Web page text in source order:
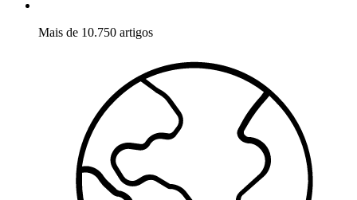
Mais de 10.750 artigos